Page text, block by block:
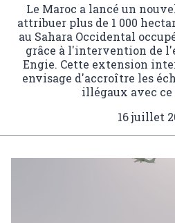
Le Maroc a lancé un
attribuer plus de 1 000
au Sahara Occidental
grâce à l'intervention de
Engie. Cette extension
envisage d'accroître les
illégaux avec
16 juillet